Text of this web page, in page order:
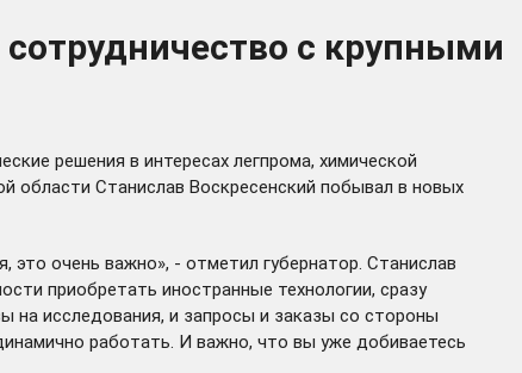
с крупными
решения в интересах легпрома, химической
области Станислав Воскресенский побывал в новых
очень важно», - отметил губернатор. Станислав
приобретать иностранные технологии, сразу
на исследования, и запросы и заказы со стороны
работать. И важно, что вы уже добиваетесь